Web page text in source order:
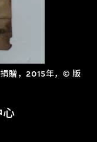
贈，2015年，© 版
心
世纪视觉